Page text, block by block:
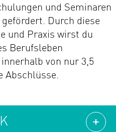
und Seminaren
Durch diese
und Praxis wirst du
Berufsleben
von nur 3,5
Abschlüsse.